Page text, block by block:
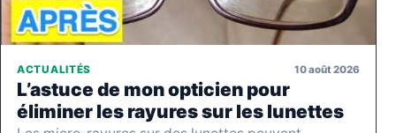
ACTUALITÉS 10 août 2026
L’astuce de mon opticien pour
éliminer les rayures sur les lunettes